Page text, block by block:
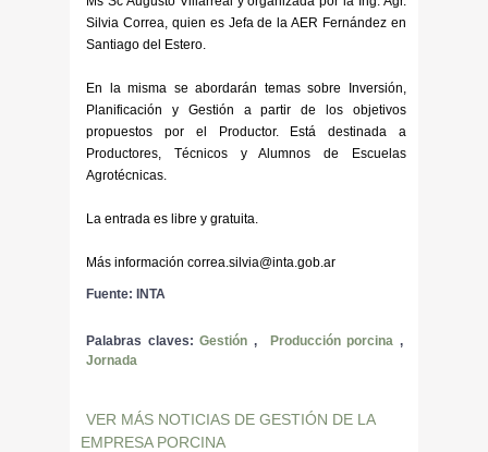
Silvia Correa, quien es Jefa de la AER Fernández en
Santiago del Estero.
En la misma se abordarán temas sobre Inversión,
Planificación y Gestión a partir de los objetivos
propuestos por el Productor. Está destinada a
Productores, Técnicos y Alumnos de Escuelas
Agrotécnicas.
La entrada es libre y gratuita.
Más información correa.silvia@inta.gob.ar
Fuente: INTA
Palabras claves:Gestión , Producción porcina ,
Jornada
VER MÁS NOTICIAS DE GESTIÓN DE LA
EMPRESA PORCINA